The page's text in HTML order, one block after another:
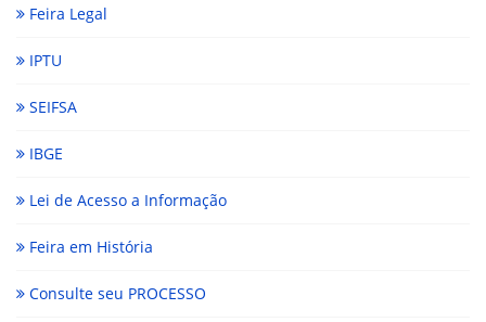
Feira Legal
IPTU
SEIFSA
IBGE
Lei de Acesso a Informação
Feira em História
Consulte seu PROCESSO